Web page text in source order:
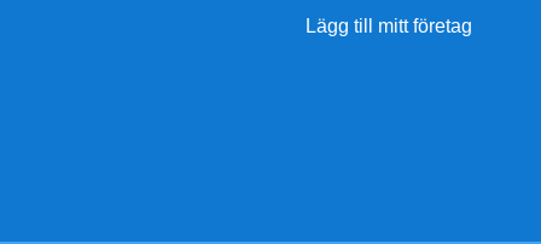
Lägg till mitt företag